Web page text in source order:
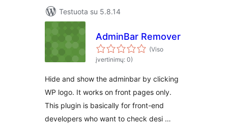
Testuota su 5.8.14
AdminBar Remover
(Viso
įvertinimų: 0)
Hide and show the adminbar by clicking
WP logo. It works on front pages only.
This plugin is basically for front-end
developers who want to check desi …